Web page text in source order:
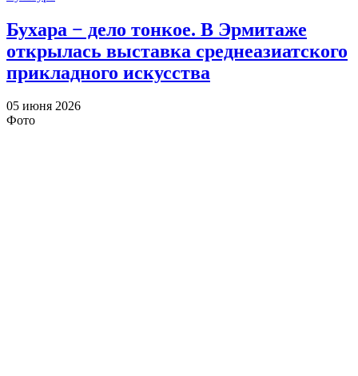
Бухара − дело тонкое. В Эрмитаже
открылась выставка среднеазиатского
прикладного искусства
05 июня 2026
Фото